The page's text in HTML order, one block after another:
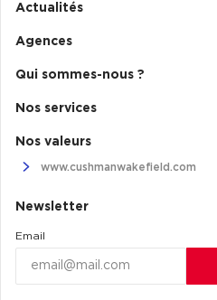
Actualités
Agences
Qui sommes-nous ?
Nos services
Nos valeurs
www.cushmanwakefield.com
Newsletter
Email